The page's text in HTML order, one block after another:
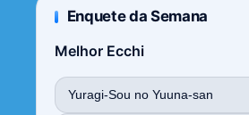
Enquete da Semana
Melhor Ecchi
Yuragi-Sou no Yuuna-san